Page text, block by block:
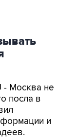
- Москва не
посла в
и